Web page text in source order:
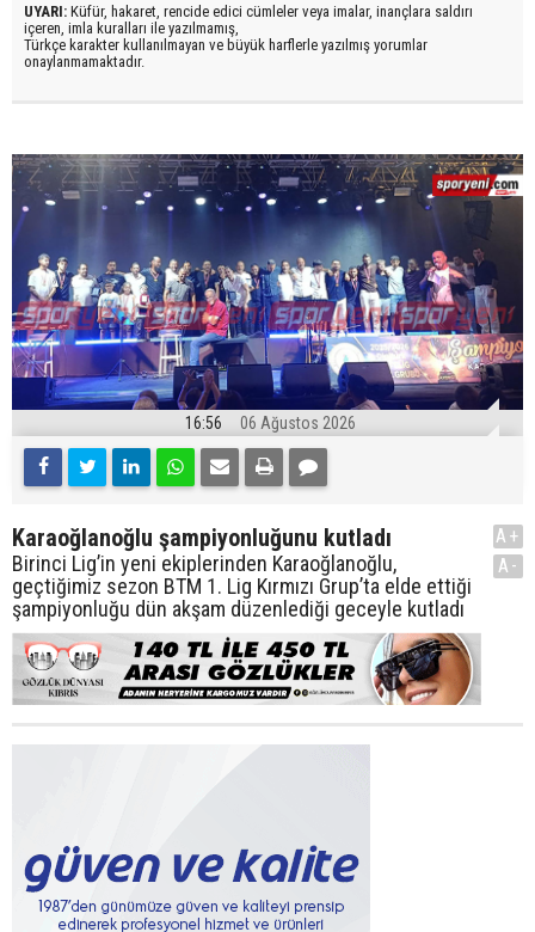
UYARI: Küfür, hakaret, rencide edici cümleler veya imalar, inançlara saldırı
içeren, imla kuralları ile yazılmamış,
Türkçe karakter kullanılmayan ve büyük harflerle yazılmış yorumlar
onaylanmamaktadır.
16:56 06 Ağustos 2026
Karaoğlanoğlu şampiyonluğunu kutladı
Birinci Lig’in yeni ekiplerinden Karaoğlanoğlu,
geçtiğimiz sezon BTM 1. Lig Kırmızı Grup’ta elde ettiği
şampiyonluğu dün akşam düzenlediği geceyle kutladı
A+
A-